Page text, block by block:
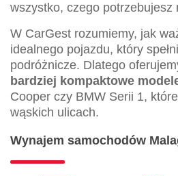
wszystko, czego potrzebujesz
W CarGest rozumiemy, jak
idealnego pojazdu, który
podróżnicze. Dlatego
bardziej kompaktowe
Cooper czy BMW Serii 1,
wąskich ulicach.
Wynajem samochodów